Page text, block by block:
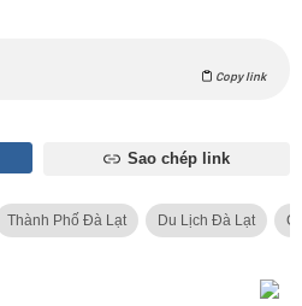
Copy link
Sao chép link
Thành Phố Đà Lạt Du Lịch Đà Lạt